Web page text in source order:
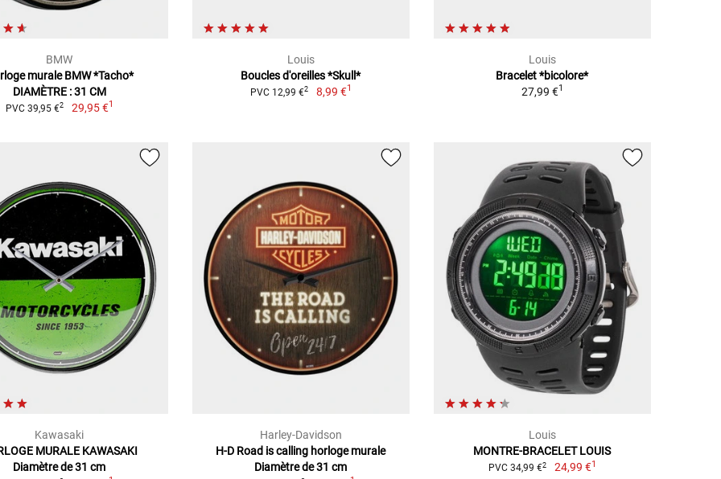
BMW
murale BMW *Tacho*
DIAMÈTRE : 31 CM
PVC 39,95 €2 29,95 €1
Louis
Boucles d'oreilles *Skull*
PVC 12,99 €2 8,99 €1
Louis
Bracelet *bicolore*
27,99 €1
Kawasaki
MURALE KAWASAKI
Diamètre de 31 cm
Harley-Davidson
H-D Road is calling horloge murale
Diamètre de 31 cm
Louis
MONTRE-BRACELET LOUIS
PVC 34,99 €2 24,99 €1